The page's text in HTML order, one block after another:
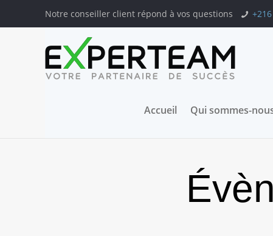
Notre conseiller client répond à vos questions
Accueil Qui sommes-